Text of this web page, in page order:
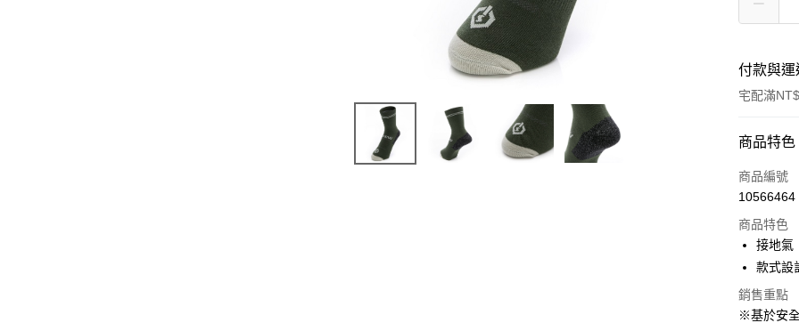
付款與
宅配滿
付款方式
信用卡一
Apple Pay
悠遊付
Google
商品特色
商品編號
10566464
商品特色
接地氣
款式設
銷售重點
※基於安